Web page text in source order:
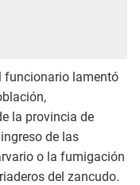
funcionario lamentó
la provincia de
de las
o la fumigación
del zancudo.